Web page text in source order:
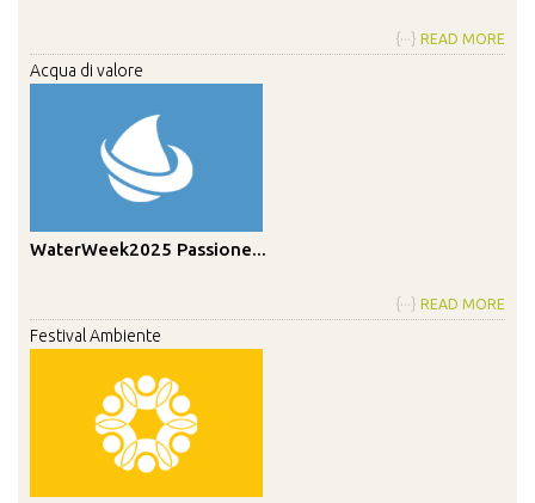
{···} READ MORE
Acqua di valore
WaterWeek2025 Passione...
{···} READ MORE
Festival Ambiente